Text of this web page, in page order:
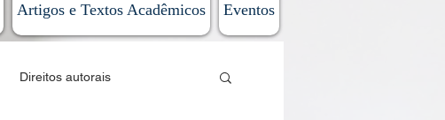
Artigos e Textos Acadêmicos Eventos
Direitos autorais